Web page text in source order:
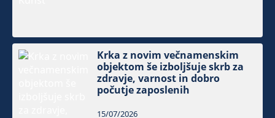
Krka z novim večnamenskim
objektom še izboljšuje skrb za
zdravje, varnost in dobro
počutje zaposlenih
15/07/2026